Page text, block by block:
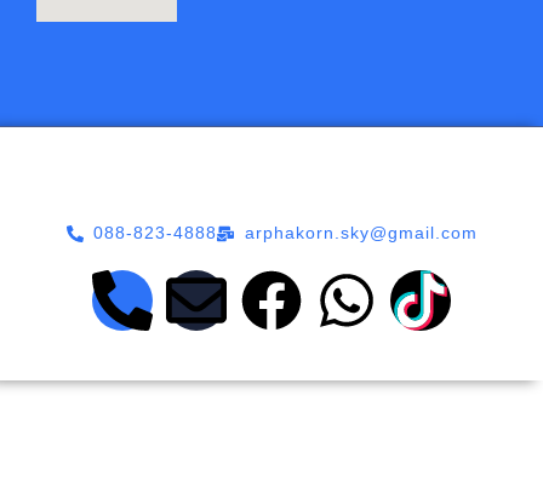
088-823-4888 arphakorn.sky@gmail.com